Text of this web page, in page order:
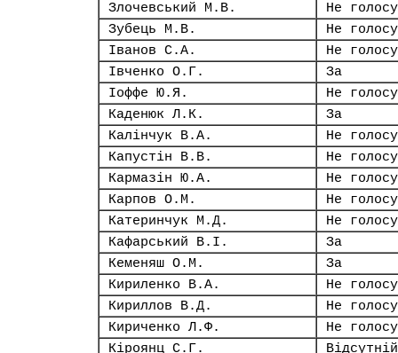
Злочевський М.В.
Не
Зубець М.В.
Не
Іванов С.А.
Не
Івченко О.Г.
За
Іоффе Ю.Я.
Не
Каденюк Л.К.
За
Калінчук В.А.
Не
Капустін В.В.
Не
Кармазін Ю.А.
Не
Карпов О.М.
Не
Катеринчук М.Д.
Не
Кафарський В.І.
За
Кеменяш О.М.
За
Кириленко В.А.
Не
Кириллов В.Д.
Не
Кириченко Л.Ф.
Не
Кіроянц С.Г.
Відсутній